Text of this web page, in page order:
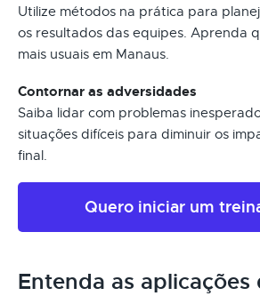
Utilize métodos na prática para
os resultados das equipes. Aprenda
mais usuais em Manaus.
Contornar as adversidades
Saiba lidar com problemas
situações difíceis para diminuir os
final.
Quero iniciar um
Entenda as aplicações